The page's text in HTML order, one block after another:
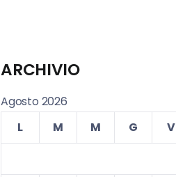
ARCHIVIO
Agosto 2026
L
M M G V